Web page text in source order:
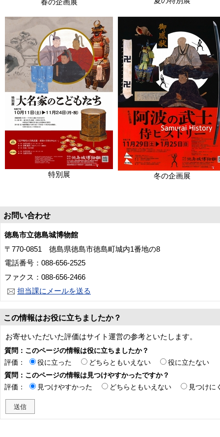
特別展 冬の企画展
お問い合わせ
徳島市立徳島城博物館
〒770-0851 徳島県徳島市徳島町城内1番地の8
電話番号：088-656-2525
ファクス：088-656-2466
担当課にメールを送る
この情報はお役に立ちましたか？
お寄せいただいた評価はサイト運営の参考といたします。
質問：このページの情報は役に立ちましたか？
評価：
役に立った どちらともいえない
役に立たない
質問：このページの情報は見つけやすかったですか？
評価：
見つけやすかった どちらともいえない 見つけに